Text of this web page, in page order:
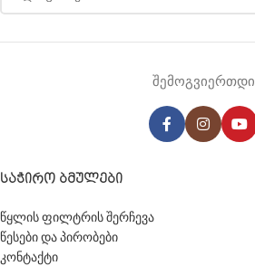
შემოგვიერთდი
ᲡᲐᲭᲘᲠᲝ ᲑᲛᲣᲚᲔᲑᲘ
წყლის ფილტრის შერჩევა
წესები და პირობები
კონტაქტი